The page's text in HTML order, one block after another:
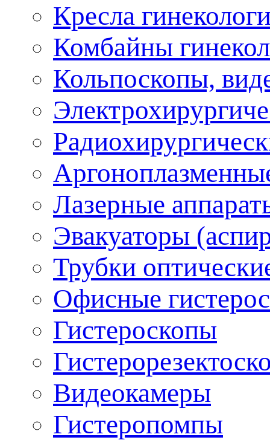
Кресла
Комбайны
Кольпоскопы,
Лазерные
Эвакуаторы
Трубки
Офисные
Гистероскопы
Видеокамеры
Гистеропомпы